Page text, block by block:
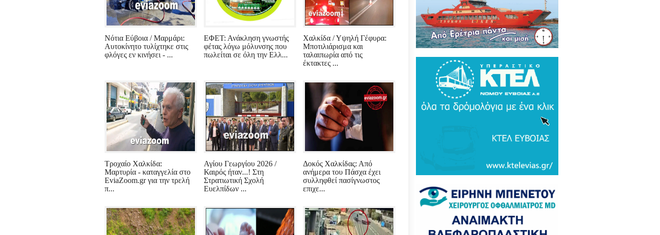
Νότια Εύβοια / Μαρμάρι:
Αυτοκίνητο τυλίχτηκε στις
φλόγες εν κινήσει - ...
ΕΦΕΤ: Ανάκληση γνωστής
φέτας λόγω μόλυνσης που
πωλείται σε όλη την Ελλ...
Χαλκίδα / Υψηλή Γέφυρα:
Μποτιλιάρισμα και
ταλαιπωρία από τις
έκτακτες ...
Τροχαίο Χαλκίδα:
Μαρτυρία - καταγγελία στο
EviaZoom.gr για την τρελή
π...
Αγίου Γεωργίου 2026 /
Καιρός ήταν...! Στη
Στρατιωτική Σχολή
Ευελπίδων ...
Δοκός Χαλκίδας: Από
ανήμερα του Πάσχα έχει
συλληφθεί πασίγνωστος
επιχε...
Τουρκικά ΜΜΕ: Συναγερμός και
τρόμος σε Ελλάδα και Ισραήλ για τον
νέο Τουρκικό υπερσύχρονο βαλιστικό
πύραυλο με βεληνεκές 6.000 χιλιομέτρα
(ΦΩΤΟ & ΒΙΝΤΕΟ)
Βάκα Gate: Την περίμεναν στη
συνεδρίαση λογοδοσίας και αυτή
μοίραζε μετάλλια και έβλεπε τον
Παναθηναϊκό στο μπάσκετ / Τα άδεια
έδρανα της ξεφτίλας! (ΦΩΤΟ)
μπανανία του Μητσοτάκη, στο
κράτος δικαίου ο Εισαγγελέας του
Αρείου Πάγου θα έπρεπε να τιμωρηθεί
παραδειγματικά...»
«Δώσε και σε εμένα μπάρμπα...»